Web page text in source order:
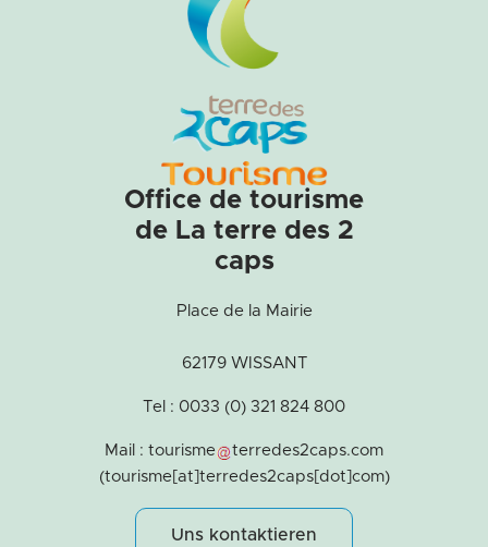
Office de tourisme
de La terre des 2
caps
Place de la Mairie
62179 WISSANT
Tel : 0033 (0) 321 824 800
Mail : tourisme terredes2caps.com
(tourisme[at]terredes2caps[dot]com)
Uns kontaktieren